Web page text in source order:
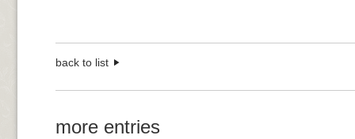
back to list
more entries